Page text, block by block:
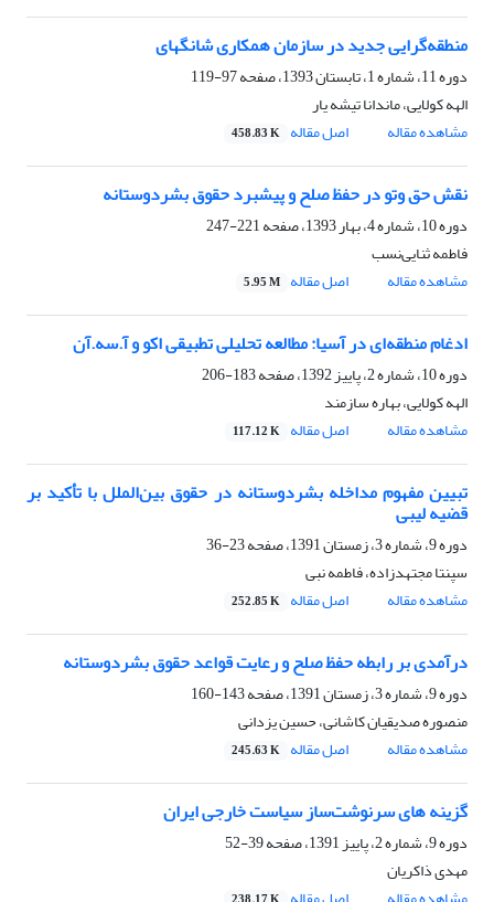
منطقه‌گرایی جدید در سازمان همکاری شانگهای
دوره 11، شماره 1، تابستان 1393، صفحه
97-119
الهه کولایی، ماندانا تیشه یار
مشاهده مقاله
اصل مقاله 458.83 K
نقش حق وتو در حفظ صلح و پیشبرد حقوق بشردوستانه
دوره 10، شماره 4، بهار 1393، صفحه
221-247
فاطمه ثنایی‌نسب
مشاهده مقاله
اصل مقاله 5.95 M
ادغام منطقه‌ای در آسیا: مطالعه تحلیلی تطبیقی اکو و آ.سه.آن
دوره 10، شماره 2، پاییز 1392، صفحه
183-206
الهه کولایی، بهاره سازمند
مشاهده مقاله
اصل مقاله 117.12 K
تبیین مفهوم مداخله بشردوستانه در حقوق بین‌الملل با تأکید بر
قضیه لیبی
دوره 9، شماره 3، زمستان 1391، صفحه
23-36
سپنتا مجتهدزاده، فاطمه نبی
مشاهده مقاله
اصل مقاله 252.85 K
درآمدی بر رابطه حفظ صلح و رعایت قواعد حقوق بشردوستانه
دوره 9، شماره 3، زمستان 1391، صفحه
143-160
منصوره صدیقیان کاشانی، حسین یزدانی
مشاهده مقاله
اصل مقاله 245.63 K
گزینه های سرنوشت‌ساز سیاست خارجی ایران
دوره 9، شماره 2، پاییز 1391، صفحه
39-52
مهدی ذاکریان